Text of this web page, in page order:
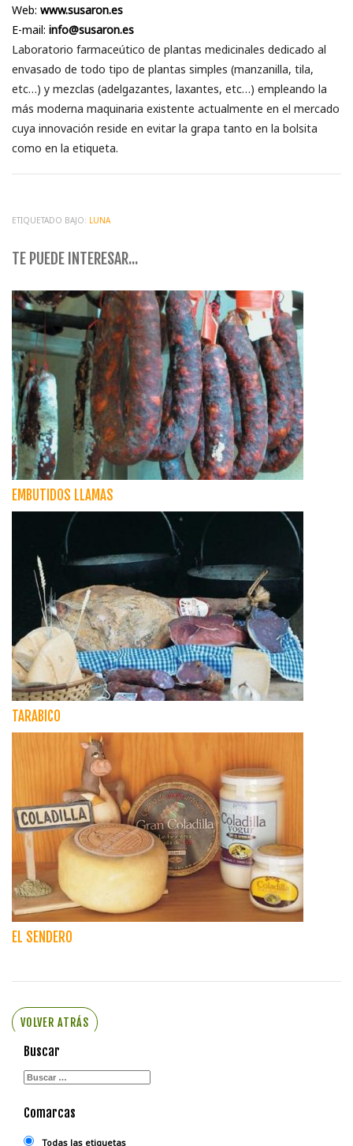
Web: www.susaron.es
E-mail: info@susaron.es
Laboratorio farmaceútico de plantas medicinales dedicado al
envasado de todo tipo de plantas simples (manzanilla, tila,
etc…) y mezclas (adelgazantes, laxantes, etc…) empleando la
más moderna maquinaria existente actualmente en el mercado
cuya innovación reside en evitar la grapa tanto en la bolsita
como en la etiqueta.
ETIQUETADO BAJO: LUNA
TE PUEDE INTERESAR...
EMBUTIDOS LLAMAS
TARABICO
EL SENDERO
VOLVER ATRÁS
Buscar
Comarcas
Todas las etiquetas